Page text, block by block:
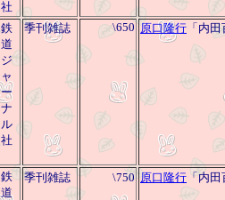
社
鉄
道
ジ
ャ
ー
ナ
ル
社
季刊雑誌 \650 原口隆行 「内
鉄
道
季刊雑誌 \750 原口隆行 「内